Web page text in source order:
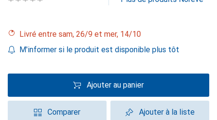
Livré entre sam, 26/9 et mer, 14/10
M'informer si le produit est disponible plus tôt
Ajouter au panier
Comparer Ajouter à la liste